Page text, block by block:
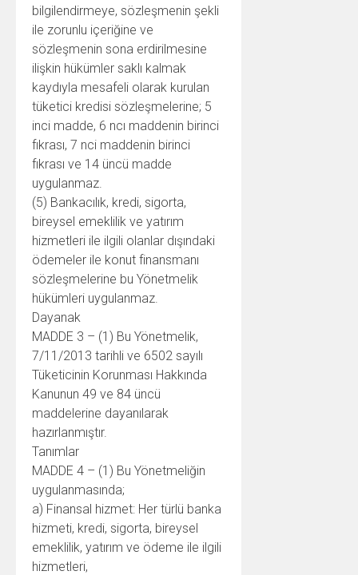
bilgilendirmeye, sözleşmenin şekli
ile zorunlu içeriğine ve
sözleşmenin sona erdirilmesine
ilişkin hükümler saklı kalmak
kaydıyla mesafeli olarak kurulan
tüketici kredisi sözleşmelerine; 5
inci madde, 6 ncı maddenin birinci
fıkrası, 7 nci maddenin birinci
fıkrası ve 14 üncü madde
uygulanmaz.
(5) Bankacılık, kredi, sigorta,
bireysel emeklilik ve yatırım
hizmetleri ile ilgili olanlar dışındaki
ödemeler ile konut finansmanı
sözleşmelerine bu Yönetmelik
hükümleri uygulanmaz.
Dayanak
MADDE 3 – (1) Bu Yönetmelik,
7/11/2013 tarihli ve 6502 sayılı
Tüketicinin Korunması Hakkında
Kanunun 49 ve 84 üncü
maddelerine dayanılarak
hazırlanmıştır.
Tanımlar
MADDE 4 – (1) Bu Yönetmeliğin
uygulanmasında;
a) Finansal hizmet: Her türlü banka
hizmeti, kredi, sigorta, bireysel
emeklilik, yatırım ve ödeme ile ilgili
hizmetleri,